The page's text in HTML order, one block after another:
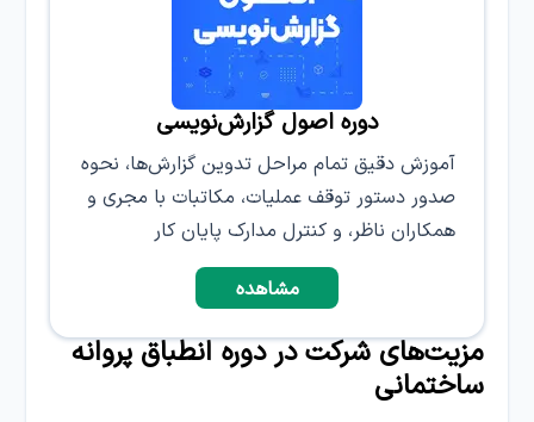
دوره اصول گزارش‌نویسی
آموزش دقیق تمام مراحل تدوین گزارش‌ها، نحوه
صدور دستور توقف عملیات، مکاتبات با مجری و
همکاران ناظر، و کنترل مدارک پایان کار
مشاهده
مزیت‌های شرکت در دوره انطباق پروانه
ساختمانی